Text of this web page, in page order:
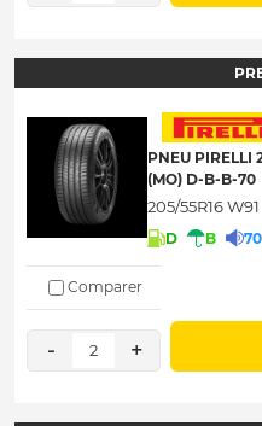
PNEU PIRELLI
(MO) D-B-B-70
205/55R16 W91
D B
Comparer
- 2 +